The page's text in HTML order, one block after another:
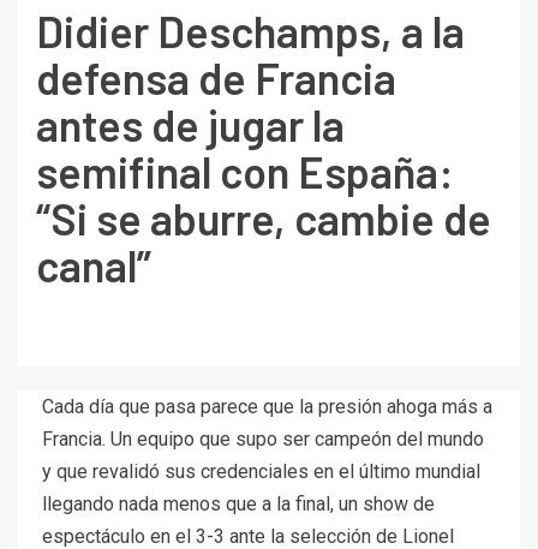
Didier Deschamps, a la
defensa de Francia
antes de jugar la
semifinal con España:
“Si se aburre, cambie de
canal”
Cada día que pasa parece que la presión ahoga más a
Francia. Un equipo que supo ser campeón del mundo
y que revalidó sus credenciales en el último mundial
llegando nada menos que a la final, un show de
espectáculo en el 3-3 ante la selección de Lionel